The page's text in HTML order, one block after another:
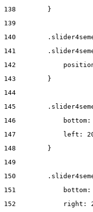
138
        }
139
140
141
142
143
        }
144
145
146
bottom:
147
left:
148
        }
149
150
151
bottom:
152
right: